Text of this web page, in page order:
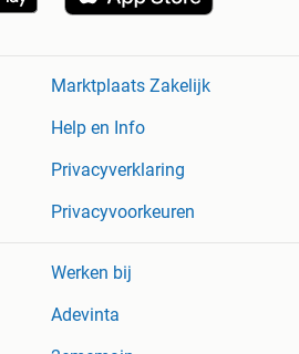
Marktplaats Zakelijk
Help en Info
Privacyverklaring
Privacyvoorkeuren
Werken bij
Adevinta